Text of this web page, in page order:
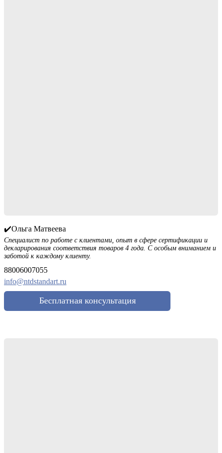
✔️Ольга Матвеева
Специалист по работе с клиентами, опыт в сфере сертификации и
декларирования соответствия товаров 4 года. С особым вниманием и
заботой к каждому клиенту.
88006007055
info@ntdstandart.ru
Бесплатная консультация